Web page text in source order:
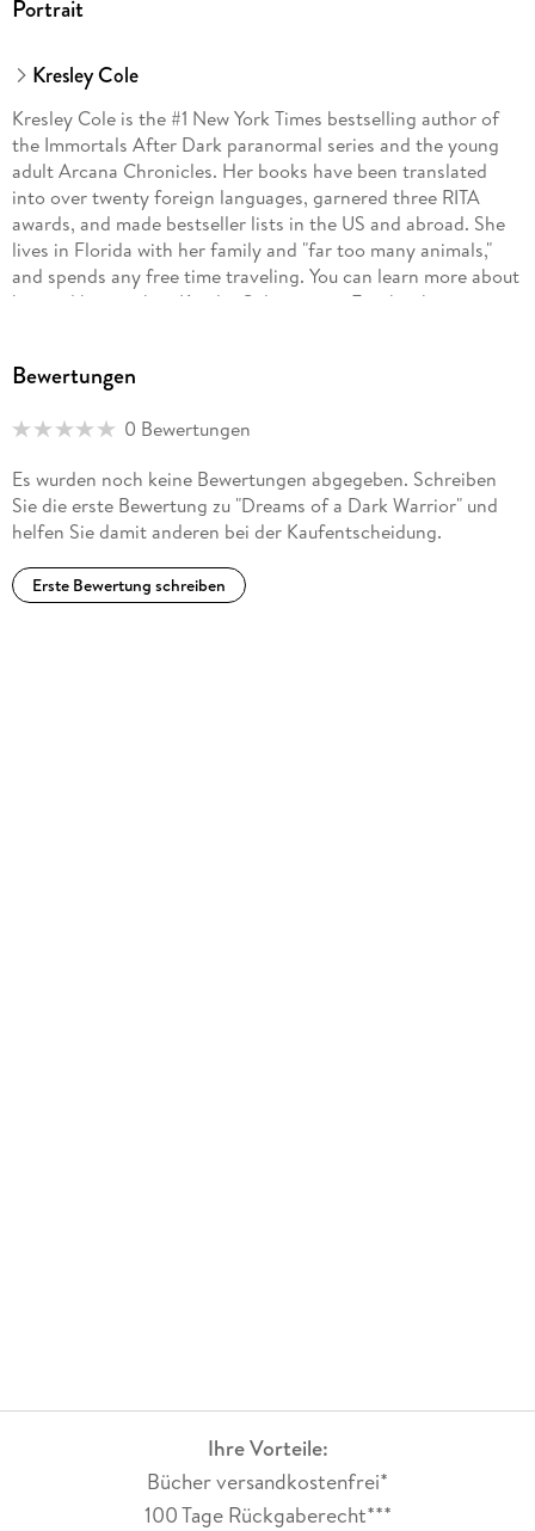
Portrait
Kresley Cole
Kresley Cole is the #1 New York Times bestselling author of
the Immortals After Dark paranormal series and the young
adult Arcana Chronicles. Her books have been translated
into over twenty foreign languages, garnered three RITA
awards, and made bestseller lists in the US and abroad. She
lives in Florida with her family and "far too many animals,"
and spends any free time traveling. You can learn more about
her and her work at KresleyCole. com or Facebook.
Bewertungen
0 Bewertungen
Es wurden noch keine Bewertungen abgegeben. Schreiben
Sie die erste Bewertung zu "Dreams of a Dark Warrior" und
helfen Sie damit anderen bei der Kaufentscheidung.
Erste Bewertung schreiben
Ihre Vorteile:
Bücher versandkostenfrei*
100 Tage Rückgaberecht***